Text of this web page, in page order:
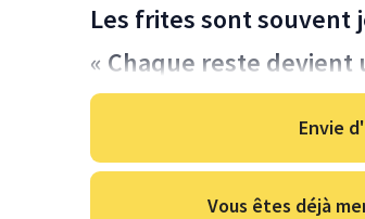
Les frites sont souvent
« Chaque reste
Envie
Vous êtes déjà